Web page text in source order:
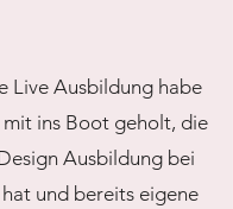
Live Ausbildung habe
mit ins Boot geholt, die
Ausbildung bei
und bereits eigene